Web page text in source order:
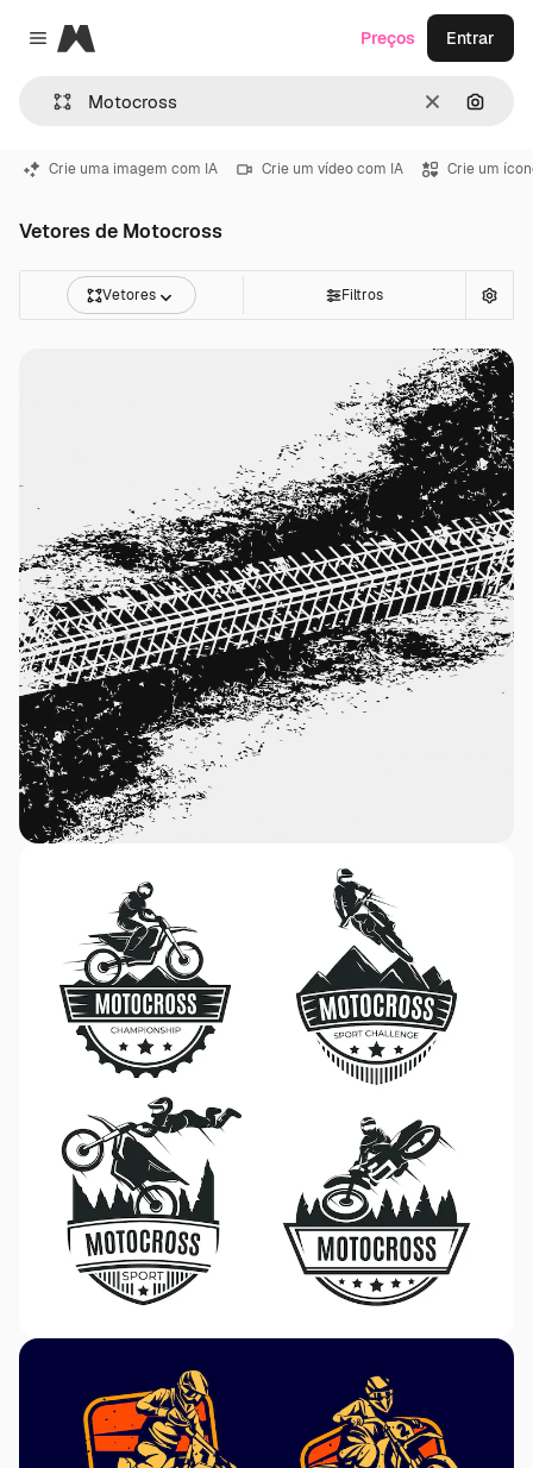
Close menu
Magnific
Limpar
Preços Entrar
Crie uma imagem com IA Crie um vídeo com IA Crie um
Vetores de Motocross
Vetores Filtros